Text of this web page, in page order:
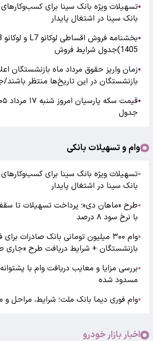
●تسهیلات ویژه بانک سینا برای
بانک سینا در اشتغال پایدار
●
1405)جدول شرایط فروش
●زمان واریز حقوق مرداد ماه بازنشستگان
بازنشستگان در این تاریخ‌ها منتظر باشند/
●
جدول
وام و تسهیلات بانکی
●تسهیلات ویژه بانک سینا برای
بانک سینا در اشتغال پایدار
●
با نرخ سود ۸ درصد
●
وام ۳۰۰ میلیون تومانی بانک صادرات
بازنشستگان + شرایط دریافت طرح «جاری
●بررسی مزایا و معایب دریافت وام با
مسدود شده
●وام فوری دیما بانک ملت؛ شرایط، مراحل و
اخبار بازار خودرو